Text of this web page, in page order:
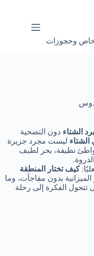
خاص وحجوزات
الشتاء دون التضحية
ليست مجرد جزيرة
نظيفة، بحر لطيف
كيف تختار المنطقة
بدون مفاجآت، وما
الفكرة إلى رحلة